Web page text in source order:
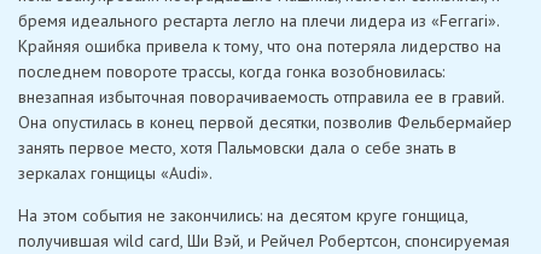
бремя идеального рестарта легло на плечи лидера из «Ferrari».
Крайняя ошибка привела к тому, что она потеряла лидерство на
последнем повороте трассы, когда гонка возобновилась:
внезапная избыточная поворачиваемость отправила ее в гравий.
Она опустилась в конец первой десятки, позволив Фельбермайер
занять первое место, хотя Пальмовски дала о себе знать в
зеркалах гонщицы «Audi».
На этом события не закончились: на десятом круге гонщица,
получившая wild card, Ши Вэй, и Рейчел Робертсон, спонсируемая